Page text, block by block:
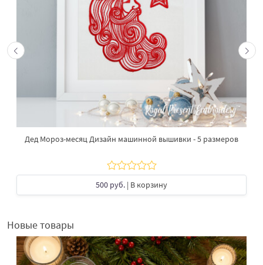
Дед Мороз-месяц Дизайн машинной вышивки - 5 размеров
500 руб. | В корзину
Новые товары